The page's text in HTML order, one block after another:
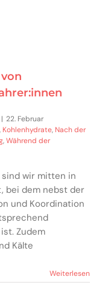
| 22. Februar
, Kohlenhydrate, Nach der
,Während der
wir mitten in
bei dem nebst der
und Koordination
Zudem
Kälte
Weiterlesen